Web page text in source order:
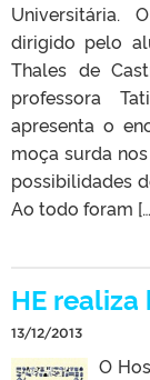
Universitária.
dirigido pelo
Thales de
professora
apresenta o
moça surda
possibilidades
Ao todo foram
HE realiza
13/12/2013
O